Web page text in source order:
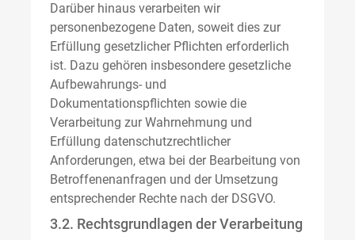
Darüber hinaus verarbeiten wir
personenbezogene Daten, soweit dies zur
Erfüllung gesetzlicher Pflichten erforderlich
ist. Dazu gehören insbesondere gesetzliche
Aufbewahrungs- und
Dokumentationspflichten sowie die
Verarbeitung zur Wahrnehmung und
Erfüllung datenschutzrechtlicher
Anforderungen, etwa bei der Bearbeitung von
Betroffenenanfragen und der Umsetzung
entsprechender Rechte nach der DSGVO.
3.2. Rechtsgrundlagen der Verarbeitung